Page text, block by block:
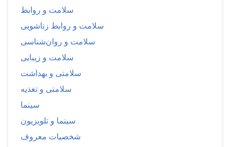
سلامت و روابط
سلامت و روابط زناشویی
سلامت و روان‌شناسی
سلامت و زیبایی
سلامتی و بهداشت
سلامتی و تغذیه
سینما
سینما و تلویزیون
شخصیات معروف